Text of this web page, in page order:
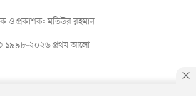
© ১৯৯৮-২০২৬ প্রথম আলো
ও প্রকাশক: মতিউর রহমান